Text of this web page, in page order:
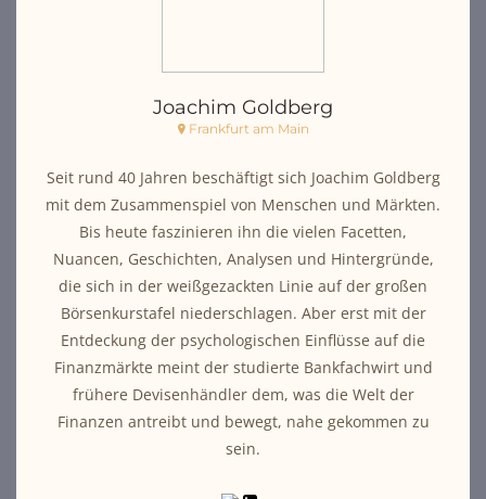
Joachim Goldberg
Frankfurt am Main
Seit rund 40 Jahren beschäftigt sich Joachim Goldberg
mit dem Zusammenspiel von Menschen und Märkten.
Bis heute faszinieren ihn die vielen Facetten,
Nuancen, Geschichten, Analysen und Hintergründe,
die sich in der weißgezackten Linie auf der großen
Börsenkurstafel niederschlagen. Aber erst mit der
Entdeckung der psychologischen Einflüsse auf die
Finanzmärkte meint der studierte Bankfachwirt und
frühere Devisenhändler dem, was die Welt der
Finanzen antreibt und bewegt, nahe gekommen zu
sein.